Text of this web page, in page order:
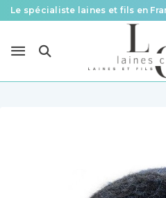
Le spécialiste laines et fils en
Livraison offerte à partir de 58 €